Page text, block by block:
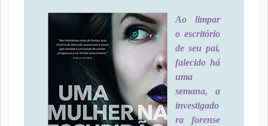
Ao limpar
o escritório
de seu pai,
falecido há
uma
semana, a
investigado
ra forense